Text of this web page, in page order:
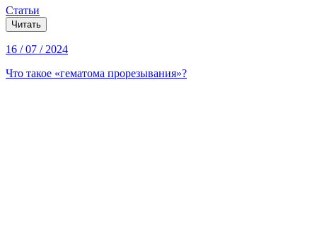
Статьи
Читать
16 / 07 / 2024
Что такое «гематома прорезывания»?